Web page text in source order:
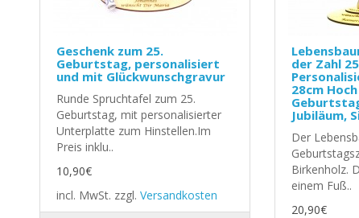
Geschenk zum 25.
Geburtstag, personalisiert
und mit Glückwunschgravur
Runde Spruchtafel zum 25.
Geburtstag, mit personalisierter
Unterplatte zum Hinstellen.Im
Preis inklu..
10,90€
incl. MwSt. zzgl. Versandkosten
der Zahl
28cm Hoch
Jubiläum,
Der
Birkenholz.
einem Fuß..
20,90€